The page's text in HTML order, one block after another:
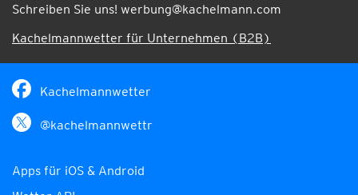
Schreiben Sie uns! werbung@kachelmann.com
Kachelmannwetter für Unternehmen (B2B)
Kachelmannwetter
@kachelmannwettr
Apps für iOS & Android